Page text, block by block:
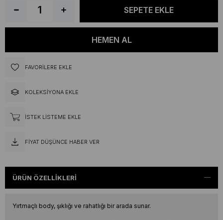
FAVORILERE EKLE
KOLEKSIYONA EKLE
İSTEK LISTEME EKLE
FIYAT DÜŞÜNCE HABER VER
ÜRÜN ÖZELLIKLERI
Yırtmaçlı body, şıklığı ve rahatlığı bir arada sunar.